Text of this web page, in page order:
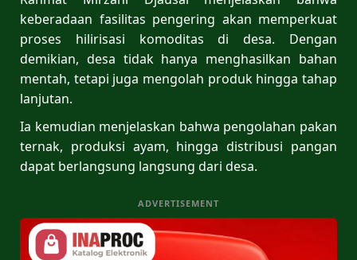
keberadaan fasilitas pengering akan memperkuat
proses hilirisasi komoditas di desa. Dengan
demikian, desa tidak hanya menghasilkan bahan
mentah, tetapi juga mengolah produk hingga tahap
lanjutan.
Ia kemudian menjelaskan bahwa pengolahan pakan
ternak, produksi ayam, hingga distribusi pangan
dapat berlangsung langsung dari desa.
ADVERTISEMENT